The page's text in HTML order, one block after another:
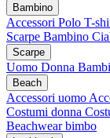
Bambino
Accessori Polo T-
Scarpe Bambino
Scarpe
Uomo Donna
Beach
Accessori uomo
Costumi donna
Beachwear bimbo